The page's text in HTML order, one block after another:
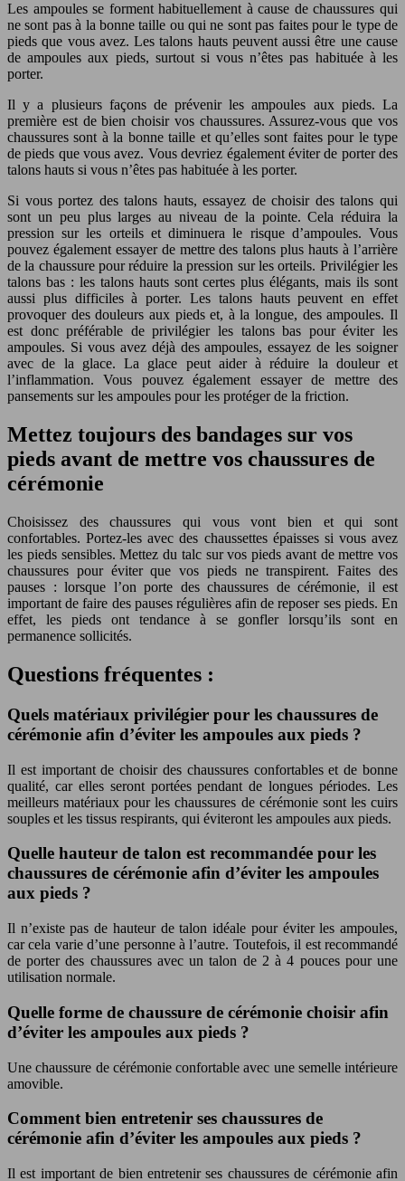
Les ampoules se forment habituellement à cause de chaussures qui
ne sont pas à la bonne taille ou qui ne sont pas faites pour le type de
pieds que vous avez. Les talons hauts peuvent aussi être une cause
de ampoules aux pieds, surtout si vous n’êtes pas habituée à les
porter.
Il y a plusieurs façons de prévenir les ampoules aux pieds. La
première est de bien choisir vos chaussures. Assurez-vous que vos
chaussures sont à la bonne taille et qu’elles sont faites pour le type
de pieds que vous avez. Vous devriez également éviter de porter des
talons hauts si vous n’êtes pas habituée à les porter.
Si vous portez des talons hauts, essayez de choisir des talons qui
sont un peu plus larges au niveau de la pointe. Cela réduira la
pression sur les orteils et diminuera le risque d’ampoules. Vous
pouvez également essayer de mettre des talons plus hauts à l’arrière
de la chaussure pour réduire la pression sur les orteils. Privilégier les
talons bas : les talons hauts sont certes plus élégants, mais ils sont
aussi plus difficiles à porter. Les talons hauts peuvent en effet
provoquer des douleurs aux pieds et, à la longue, des ampoules. Il
est donc préférable de privilégier les talons bas pour éviter les
ampoules. Si vous avez déjà des ampoules, essayez de les soigner
avec de la glace. La glace peut aider à réduire la douleur et
l’inflammation. Vous pouvez également essayer de mettre des
pansements sur les ampoules pour les protéger de la friction.
Mettez toujours des bandages sur vos
pieds avant de mettre vos chaussures de
cérémonie
Choisissez des chaussures qui vous vont bien et qui sont
confortables. Portez-les avec des chaussettes épaisses si vous avez
les pieds sensibles. Mettez du talc sur vos pieds avant de mettre vos
chaussures pour éviter que vos pieds ne transpirent. Faites des
pauses : lorsque l’on porte des chaussures de cérémonie, il est
important de faire des pauses régulières afin de reposer ses pieds. En
effet, les pieds ont tendance à se gonfler lorsqu’ils sont en
permanence sollicités.
Questions fréquentes :
Quels matériaux privilégier pour les chaussures de
cérémonie afin d’éviter les ampoules aux pieds ?
Il est important de choisir des chaussures confortables et de bonne
qualité, car elles seront portées pendant de longues périodes. Les
meilleurs matériaux pour les chaussures de cérémonie sont les cuirs
souples et les tissus respirants, qui éviteront les ampoules aux pieds.
Quelle hauteur de talon est recommandée pour les
chaussures de cérémonie afin d’éviter les ampoules
aux pieds ?
Il n’existe pas de hauteur de talon idéale pour éviter les ampoules,
car cela varie d’une personne à l’autre. Toutefois, il est recommandé
de porter des chaussures avec un talon de 2 à 4 pouces pour une
utilisation normale.
Quelle forme de chaussure de cérémonie choisir afin
d’éviter les ampoules aux pieds ?
Une chaussure de cérémonie confortable avec une semelle intérieure
amovible.
Comment bien entretenir ses chaussures de
cérémonie afin d’éviter les ampoules aux pieds ?
Il est important de bien entretenir ses chaussures de cérémonie afin